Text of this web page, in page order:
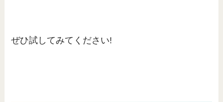
ぜひ試してみてください!